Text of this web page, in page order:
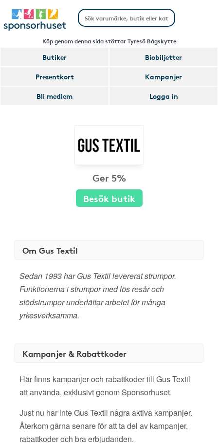
Köp genom denna sida stöttar Tyresö Bågskytte
Butiker
Biobiljetter
Presentkort
Kampanjer
Bli medlem
Logga in
Ger 5%
Besök butik
Om Gus Textil
Sedan 1993 har Gus Textil levererat strumpor.
Funktionerna i strumpor med lös resår och
stödstrumpor underlättar arbetet för många
yrkesverksamma.
Kampanjer & Rabattkoder
Här finns kampanjer och rabattkoder till Gus Textil
att använda, exklusivt genom Sponsorhuset.
Just nu har inte Gus Textil några aktiva kampanjer.
Återkom gärna senare för att ta del av kampanjer,
rabattkoder och bra erbjudanden.